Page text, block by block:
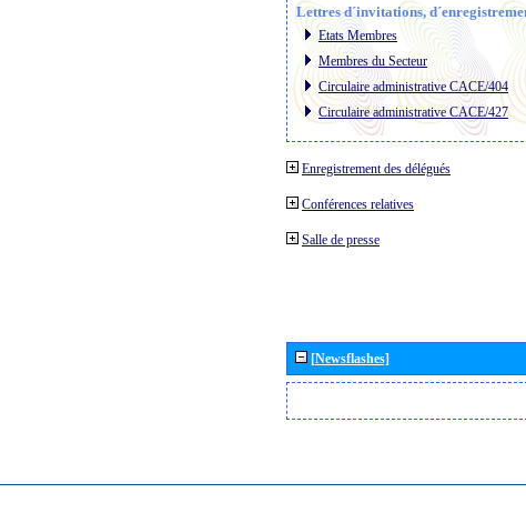
Lettres d´invitations,
Etats Membres
Membres du Secteur
Circulaire administrative CACE/404
Circulaire administrative CACE/427
Enregistrement des délégués
Conférences relatives
Salle de presse
[Newsflashes]